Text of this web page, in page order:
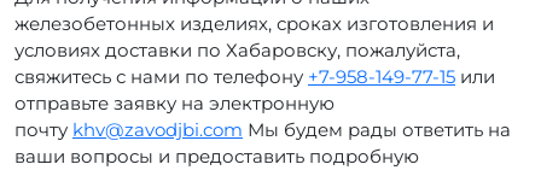
железобетонных изделиях, сроках изготовления и
условиях доставки по Хабаровску, пожалуйста,
свяжитесь с нами по телефону +7-958-149-77-15 или
отправьте заявку на электронную
почту khv@zavodjbi.com Мы будем рады ответить на
ваши вопросы и предоставить подробную